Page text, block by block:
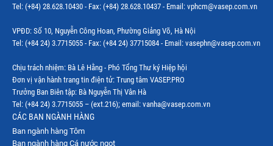
Tel: (+84) 28.628.10430 - Fax: (+84) 28.628.10437 - Email: vphcm@vasep.com.vn
VPĐD: Số 10, Nguyễn Công Hoan, Phường Giảng Võ, Hà Nội
Tel: (+84 24) 3.7715055 - Fax: (+84 24) 37715084 - Email: vasephn@vasep.com.vn
Chịu trách nhiệm: Bà Lê Hằng - Phó Tổng Thư ký Hiệp hội
Đơn vị vận hành trang tin điện tử: Trung tâm VASEP.PRO
Trưởng Ban Biên tập: Bà Nguyễn Thị Vân Hà
Tel: (+84 24) 3.7715055 – (ext.216); email: vanha@vasep.com.vn
CÁC BAN NGÀNH HÀNG
Ban ngành hàng Tôm
Ban ngành hàng Cá nước ngọt